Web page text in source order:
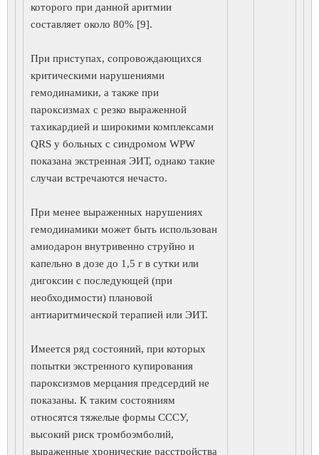
которого при данной аритмии
составляет около 80% [9].
При приступах, сопровождающихся
критическими нарушениями
гемодинамики, а также при
пароксизмах с резко выраженной
тахикардией и широкими комплексами
QRS у больных с синдромом WPW
показана экстренная ЭИТ, однако такие
случаи встречаются нечасто.
При менее выраженных нарушениях
гемодинамики может быть использован
амиодарон внутривенно струйно и
капельно в дозе до 1,5 г в сутки или
дигоксин с последующей (при
необходимости) плановой
антиаритмической терапией или ЭИТ.
Имеется ряд состояний, при которых
попытки экстренного купирования
пароксизмов мерцания предсердий не
показаны. К таким состояниям
относятся тяжелые формы СССУ,
высокий риск тромбоэмболий,
выраженные хронические расстройства